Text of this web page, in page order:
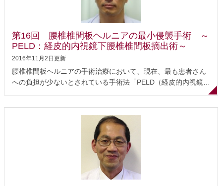
頼関係が重要 最後に 腰椎固定の低侵襲手術 脊椎手術では、手
術する椎骨の部位（脊髄の前方か後方か）、手術の範囲や脊椎
して、手術法や進入方法が決まります。進入法（アプローチ）
には後方アプローチと前方アプローチがありますが、それぞれ
にメリットデメリットがあります。 後方アプローチは...
第16回 腰椎椎間板ヘルニアの最小侵襲手術 ～
PELD：経皮的内視鏡下腰椎椎間板摘出術～
2016年11月2日更新
腰椎椎間板ヘルニアの手術治療において、現在、最も患者さん
への負担が少ないとされている手術法「PELD（経皮的内視鏡椎
手術・技術認定医であり、これまでに3,000例を超えるPELDの
経験を持つスペシャリストです。 腰椎椎間板ヘルニアと治療 腰
椎椎間板ヘルニアの手術治療 内視鏡を使ったヘルニア摘出術
PELDの特徴 PELDの展望と期待 課題 －医師のテクニックが
板は、脊椎を構成する椎骨と椎骨の間にあり、背骨にかかる衝
撃をやわらげる役割をしています。その中心は髄核（ずいか